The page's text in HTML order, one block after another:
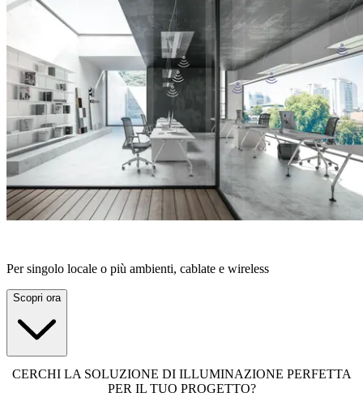
Per singolo locale o più ambienti, cablate e wireless
Scopri ora
CERCHI LA SOLUZIONE DI ILLUMINAZIONE PERFETTA
PER IL TUO PROGETTO?